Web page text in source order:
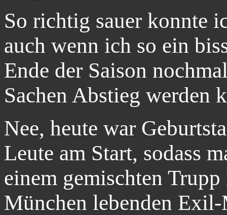
So richtig sauer konnte
auch wenn ich so ein
Ende der Saison
Sachen Abstieg werden
Nee, heute war
Leute am Start, sodass
einem gemischten
München lebenden